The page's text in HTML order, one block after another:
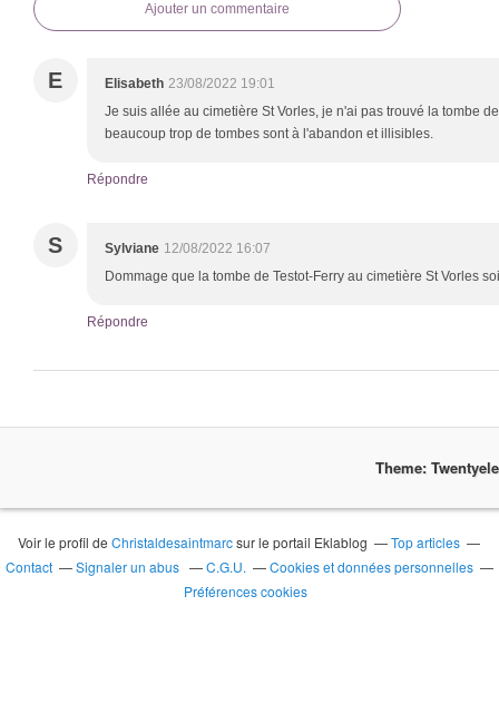
Ajouter un commentaire
E Elisabeth 23/08/2022 19:01
Je suis allée au cimetière St Vorles, je n'ai pas trouvé la tombe
beaucoup trop de tombes sont à l'abandon et illisibles.
Répondre
S Sylviane 12/08/2022 16:07
Dommage que la tombe de Testot-Ferry au cimetière St Vorles
Répondre
Theme:
Voir le profil deChristaldesaintmarcsur le portail Eklablog
Top articles
Contact
Signaler un abus C.G.U.
Cookies et données personnelles
Préférences cookies